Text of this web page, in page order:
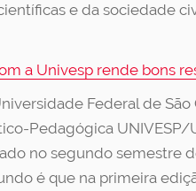
e da sociedade
a Univesp rende bons
Federal de São
Pedagógica
no segundo semestre
é que na primeira